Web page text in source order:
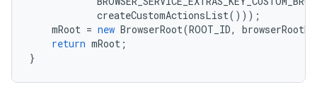
createCustomActionsList()));
mRoot = new BrowserRoot(ROOT_ID,
return mRoot ;
}